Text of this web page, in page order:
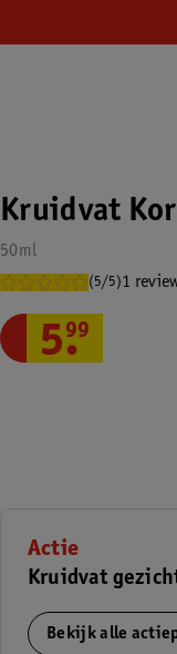
Kruidvat
50ml
(5/5)1
5.
99
Actie
Kruidvat
Bekijk alle